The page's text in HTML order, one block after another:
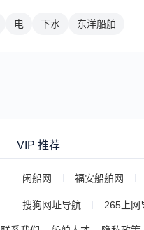
电 下水 东洋船舶
VIP 推荐
闲船网 福安船舶网
搜狗网址导航 265上网